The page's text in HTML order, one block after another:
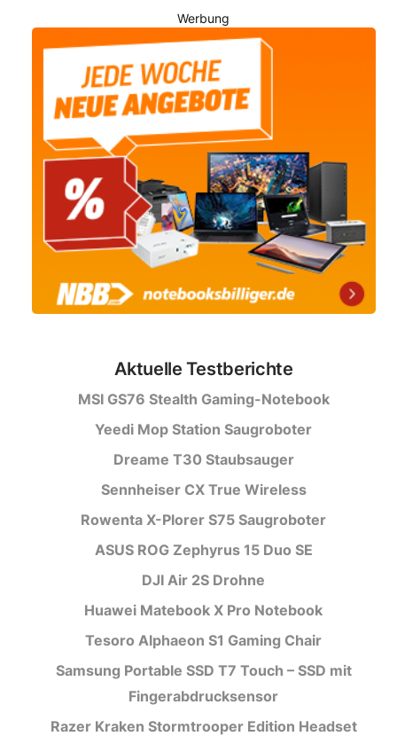
Werbung
Aktuelle Testberichte
MSI GS76 Stealth Gaming-Notebook
Yeedi Mop Station Saugroboter
Dreame T30 Staubsauger
Sennheiser CX True Wireless
Rowenta X-Plorer S75 Saugroboter
ASUS ROG Zephyrus 15 Duo SE
DJI Air 2S Drohne
Huawei Matebook X Pro Notebook
Tesoro Alphaeon S1 Gaming Chair
Samsung Portable SSD T7 Touch – SSD mit
Fingerabdrucksensor
Razer Kraken Stormtrooper Edition Headset